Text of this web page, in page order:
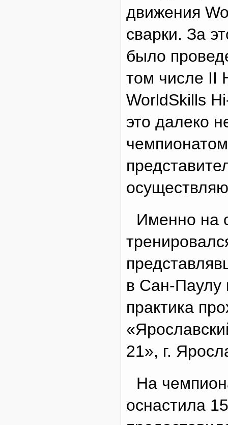
движения
сварки. За
было
том числе II
WorldSkills
это далеко
Именно на
в Сан-Паулу
практика
21», г.
На
оснастила